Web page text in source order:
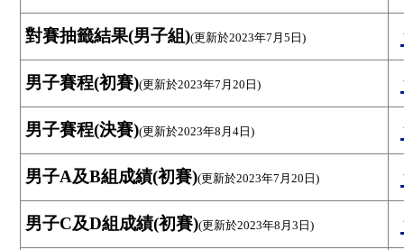
對賽抽籤結果(男子組)(更新於2023年7月5日)
男子賽程(初賽)(更新於2023年7月20日)
男子賽程(決賽)(更新於2023年8月4日)
男子A及B組成績(初賽)(更新於2023年7月20日)
男子C及D組成績(初賽)(更新於2023年8月3日)